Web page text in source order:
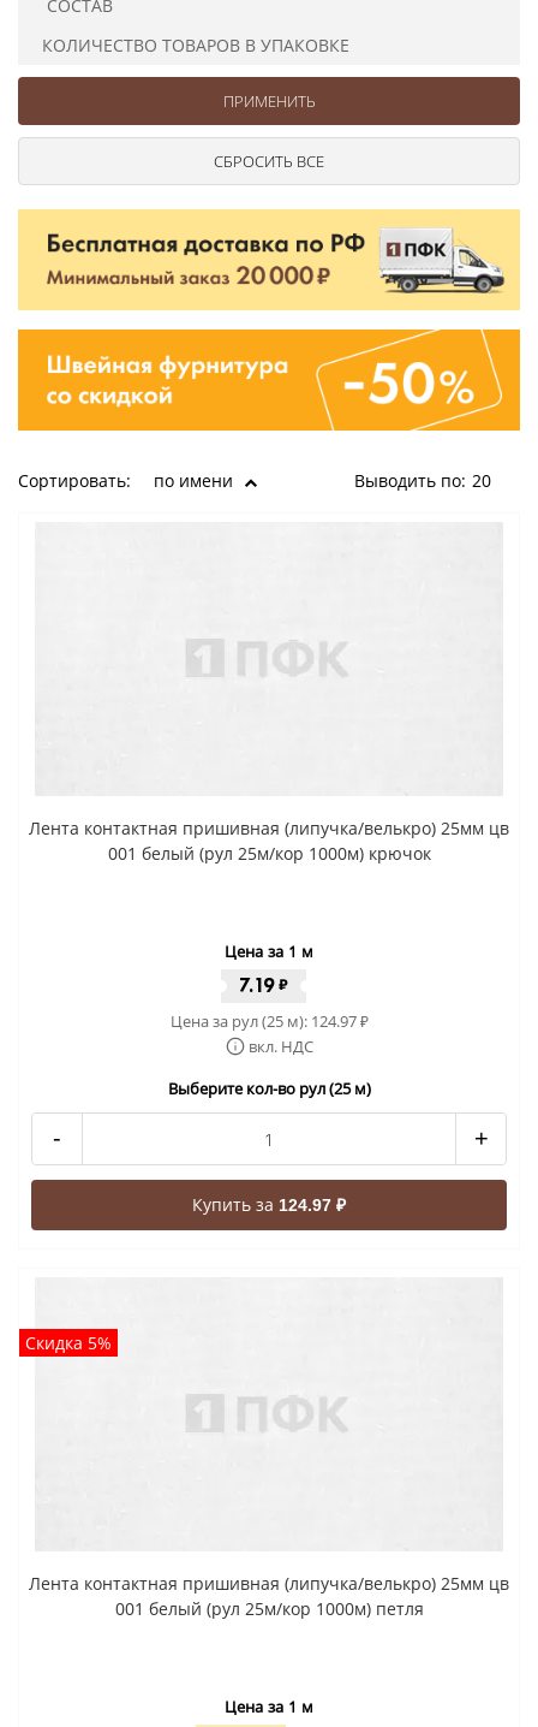
СОСТАВ
КОЛИЧЕСТВО ТОВАРОВ В УПАКОВКЕ
Сортировать: по имени Выводить по: 20
Лента контактная пришивная (липучка/велькро) 25мм цв
001 белый (рул 25м/кор 1000м) крючок
Цена за 1 м
7.19 ₽
Цена за рул (25 м): 124.97₽
вкл. НДС
Выберите кол-во рул (25 м)
- +
Купить за 124.97 ₽
Скидка 5%
Лента контактная пришивная (липучка/велькро) 25мм цв
001 белый (рул 25м/кор 1000м) петля
Цена за 1 м
Ушковые
Шторные
Цепочки шарики с замком
Ткани
Шнуры
Элементы декора